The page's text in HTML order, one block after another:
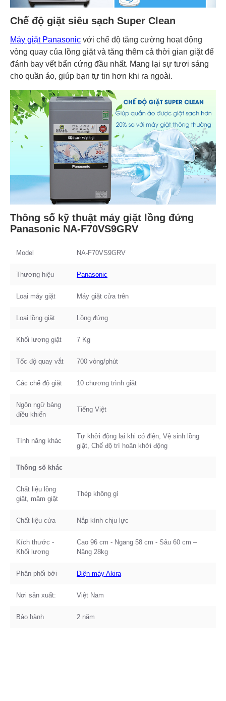
Chế độ giặt siêu sạch Super Clean
Máy giặt Panasonic với chế độ tăng cường hoạt động
vòng quay của lồng giặt và tăng thêm cả thời gian giặt để
đánh bay vết bẩn cứng đầu nhất. Mang lại sự tươi sáng
cho quần áo, giúp bạn tự tin hơn khi ra ngoài.
Thông số kỹ thuật máy giặt lồng đứng
Panasonic NA-F70VS9GRV
Model NA-F70VS9GRV
Thương hiệu Panasonic
Loại máy giặt Máy giặt cửa trên
Loại lồng giặt Lồng đứng
Khối lượng giặt 7 Kg
Tốc độ quay vắt 700 vòng/phút
Các chế độ giặt 10 chương trình giặt
Ngôn ngữ bảng
điều khiển
Tiếng Việt
Tính năng khác
Tự khởi động lại khi có điện, Vệ sinh lồng
giặt, Chế độ trì hoãn khởi động
Thông số khác
Chất liệu lồng
giặt, mâm giặt
Thép không gỉ
Chất liệu cửa Nắp kính chịu lực
Kích thước -
Khối lượng
Cao 96 cm - Ngang 58 cm - Sâu 60 cm –
Nặng 28kg
Phân phối bởi Điện máy Akira
Nơi sản xuất: Việt Nam
Bảo hành 2 năm